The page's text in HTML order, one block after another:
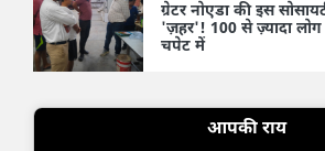
ग्रेटर नोएडा की इस
'ज़हर'! 100 से ज़्यादा लोग
चपेट में
आपकी राय